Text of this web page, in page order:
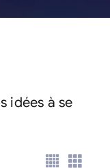
idées à se